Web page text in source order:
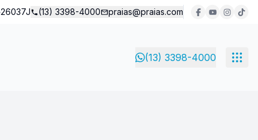
26037J (13) 3398-4000 praias@praias.com
(13) 3398-4000